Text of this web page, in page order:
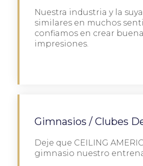
Nuestra industria y la
similares en muchos
confiamos en crear
impresiones.
Gimnasios / Clubes
Deje que CEILING
gimnasio nuestro